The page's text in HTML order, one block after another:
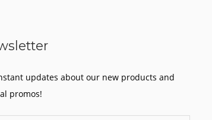
updates about our new products and
promos!